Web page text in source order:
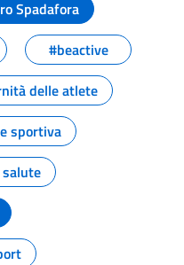
Spadafora
#beactive
delle atlete
sportiva